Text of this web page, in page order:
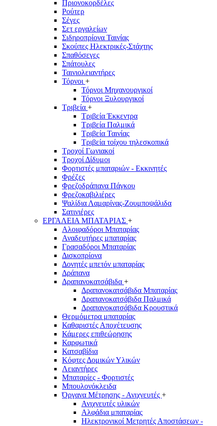
Πριονοκορδέλες
Ρούτερ
Σέγες
Σετ εργαλείων
Σιδηροπρίονα Ταινίας
Σκούπες Ηλεκτρικές-Στάχτης
Σπαθόσεγες
Σπάτουλες
Ταινιολειαντήρες
Τόρνοι +
Τόρνοι Μηχανουργικοί
Τόρνοι Ξυλουργικοί
Τριβεία +
Τριβεία Έκκεντρα
Τριβεία Παλμικά
Τριβεία Ταινίας
Τριβεία τοίχου τηλεσκοπικά
Τροχοί Γωνιακοί
Τροχοί Δίδυμοι
Φορτιστές μπαταριών - Εκκινητές
Φρέζες
Φρεζοδράπανα Πάγκου
Φρεζοκαβιλιέρες
Ψαλίδια Λαμαρίνας-Ζουμποψάλιδα
Σατινιέρες
ΕΡΓΑΛΕΙΑ ΜΠΑΤΑΡΙΑΣ +
Αλοιφαδόροι Μπαταρίας
Αναδευτήρες μπαταρίας
Γρασαδόροι Μπαταρίας
Δισκοπρίονα
Δονητές μπετόν μπαταρίας
Δράπανα
Δραπανοκατσάβιδα +
Δραπανοκατσάβιδα Μπαταρίας
Δραπανοκατσάβιδα Παλμικά
Δραπανοκατσάβιδα Κρουστικά
Θερμόμετρα μπαταρίας
Καθαριστές Αποχέτευσης
Κάμερες επιθεώρησης
Καρφωτικά
Κατσαβίδια
Κόφτες Δομικών Υλικών
Λειαντήρες
Μπαταρίες - Φορτιστές
Μπουλονόκλειδα
Όργανα Μέτρησης - Ανιχνευτές +
Ανιχνευτές υλικών
Αλφάδια μπαταρίας
Ηλεκτρονικοί Μετρητές Αποστάσεων -